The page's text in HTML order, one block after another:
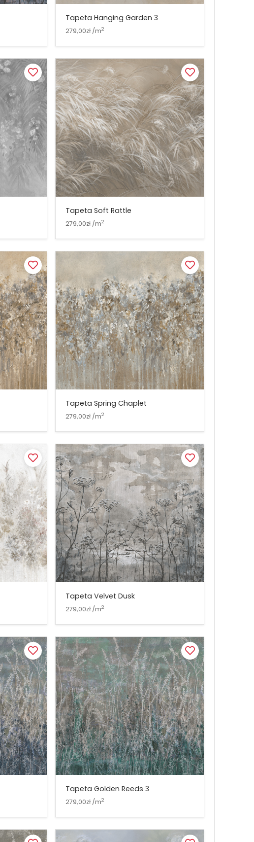
Tapeta Hanging Garden 3
279,00zł /m2
Tapeta Soft Rattle
279,00zł /m2
Tapeta Spring Chaplet
279,00zł /m2
Tapeta Velvet Dusk
279,00zł /m2
Tapeta Golden Reeds 3
279,00zł /m2